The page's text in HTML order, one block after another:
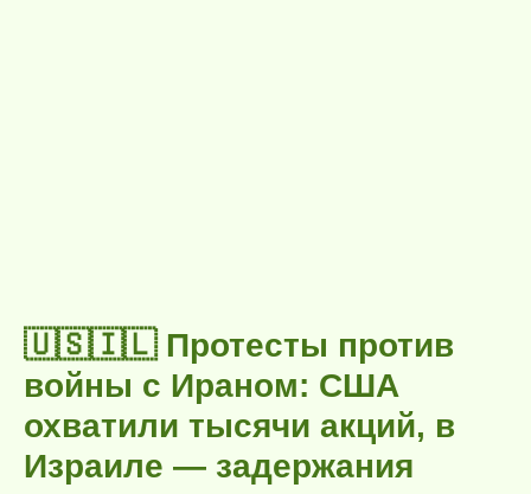
🇺🇸🇮🇱 Протесты против
войны с Ираном: США
охватили тысячи акций, в
Израиле — задержания